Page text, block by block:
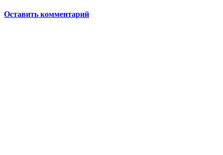
Оставить комментарий